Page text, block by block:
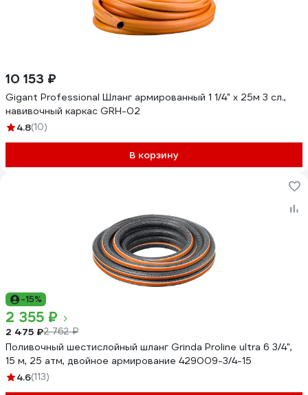
10 153 ₽
Gigant Professional Шланг армированный 1 1/4" х 25м 3 сл.,
навивочный каркас GRH-02
4.8(10)
В корзину
-15%
2 355 ₽
2 475 ₽2 762 ₽
Поливочный шестислойный шланг Grinda Proline ultra 6 3/4",
15 м, 25 атм, двойное армирование 429009-3/4-15
4.6(113)